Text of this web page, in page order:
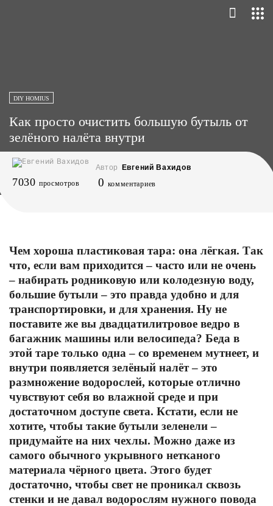
DIY HOMIUS
Как просто очистить большую бутыль от
зелёного налёта внутри
Автор Евгений Вахидов
7030 просмотров 0 комментариев
Чем хороша пластиковая тара: она лёгкая. Так
что, если вам приходится ‒ часто или не очень
‒ набирать родниковую или колодезную воду,
большие бутыли ‒ это правда удобно и для
транспортировки, и для хранения. Ну не
поставите же вы двадцатилитровое ведро в
багажник машины или велосипеда? Беда в
этой таре только одна – со временем мутнеет, и
внутри появляется зелёный налёт – это
размножение водорослей, которые отлично
чувствуют себя во влажной среде и при
достаточном доступе света. Кстати, если не
хотите, чтобы такие бутыли зеленели –
придумайте на них чехлы. Можно даже из
самого обычного укрывного нетканого
материала чёрного цвета. Этого будет
достаточно, чтобы свет не проникал сквозь
стенки и не давал водорослям нужного повода